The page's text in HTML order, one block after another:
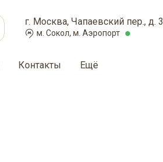
Ещё
Контакты
м. Сокол, м. Аэропорт
г. Москва, Чапаевский пер., д. 3